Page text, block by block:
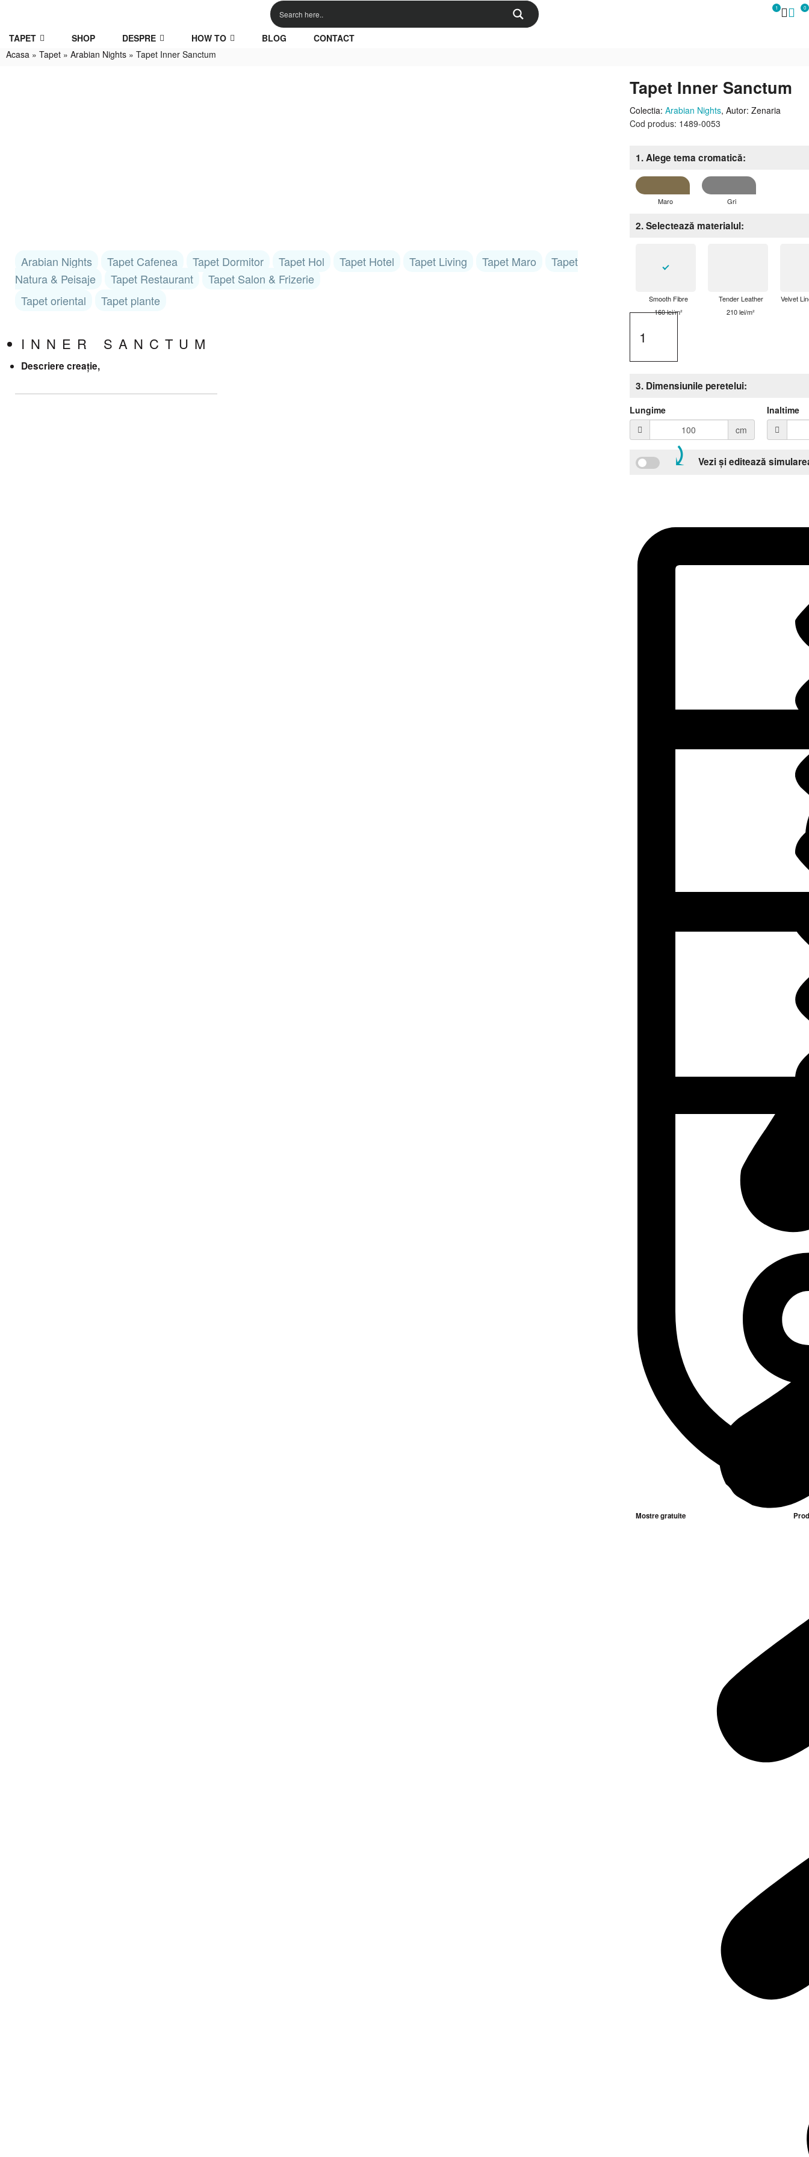
1 0
TAPET SHOP DESPRE HOW TO BLOG
CONTACT
Acasa » Tapet » Arabian Nights » Tapet Inner Sanctum
Arabian Nights Tapet Cafenea Tapet Dormitor Tapet Hol Tapet Hotel Tapet Living Tapet Maro
Tapet
Natura & Peisaje
Tapet Restaurant
Tapet Salon & Frizerie
Tapet oriental
Tapet plante
INNER SANCTUM
Descriere creație,
Tapet Inner Sanctum
Colectia: Arabian Nights, Autor: Zenaria
Cod produs: 1489-0053
1. Alege tema cromatică
Maro Gri
2. Selectează materialul
Smooth Fibre
160 lei/m²
Tender Leather
210 lei/m²
Velvet
⤸ Vezi și editează
3. Dimensiunile peretelui:
Lungime
cm
Inaltime
Mostre gratuite